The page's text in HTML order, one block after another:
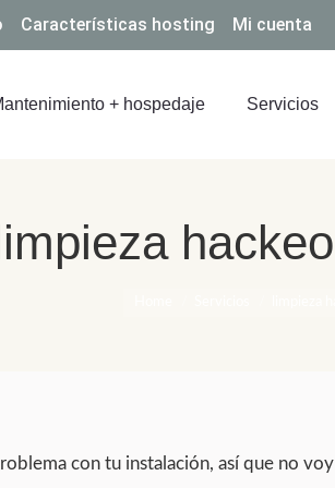
Características hosting Mi cuenta
+ hospedaje Servicios
con tu instalación, así que no